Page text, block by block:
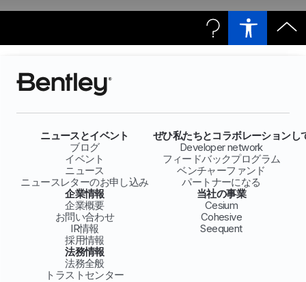
ニュースとイベント
ブログ
イベント
ニュース
ニュースレターのお申し込み
ぜひ私たちとコラボレーションし
Developer network
フィードバックプログラム
ベンチャーファンド
パートナーになる
企業情報
企業概要
お問い合わせ
IR情報
採用情報
当社の事業
Cesium
Cohesive
Seequent
法務情報
法務全般
トラストセンター